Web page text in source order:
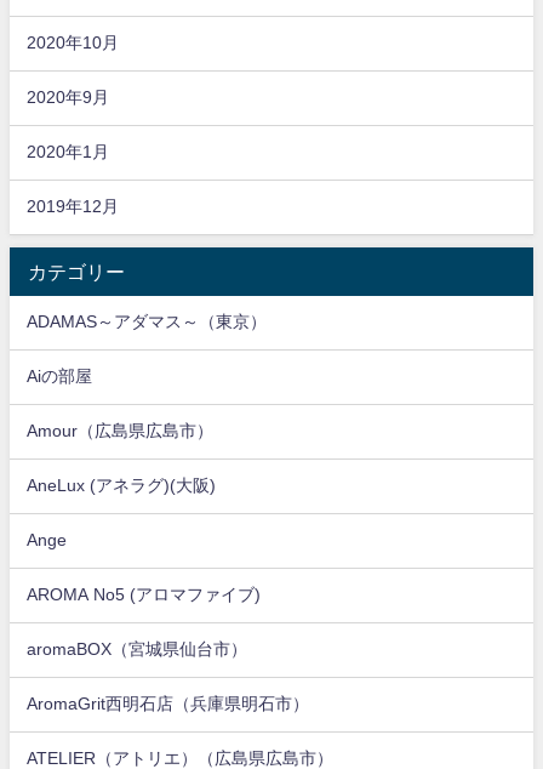
2020年10月
2020年9月
2020年1月
2019年12月
カテゴリー
ADAMAS～アダマス～（東京）
Aiの部屋
Amour（広島県広島市）
AneLux (アネラグ)(大阪)
Ange
AROMA No5 (アロマファイブ)
aromaBOX（宮城県仙台市）
AromaGrit西明石店（兵庫県明石市）
ATELIER（アトリエ）（広島県広島市）